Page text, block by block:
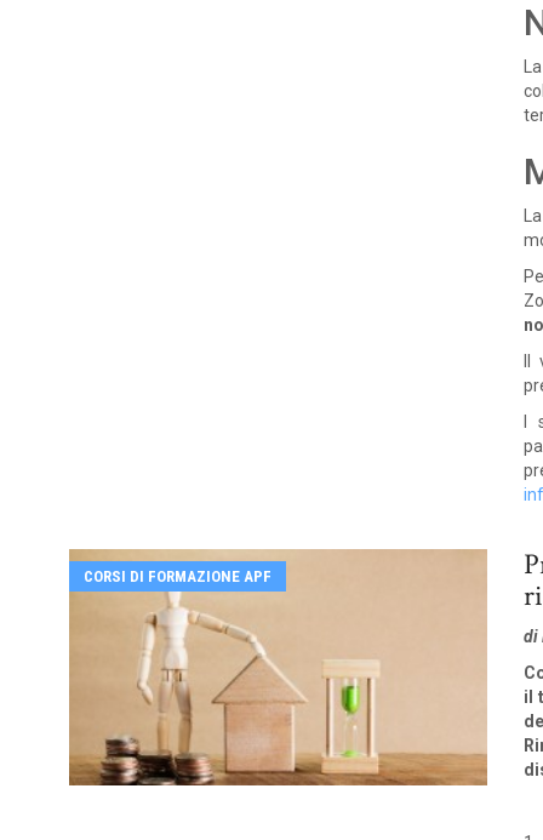
I
CORSI DI FORMAZIONE APF
di
il